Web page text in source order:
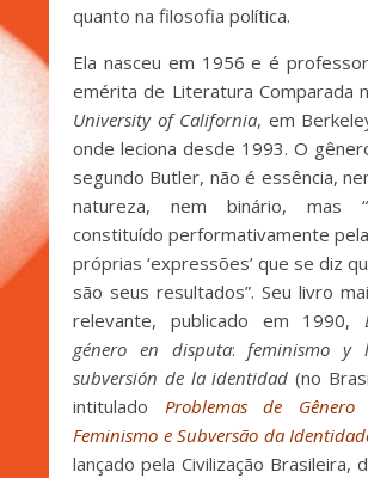
quanto na filosofia política.
Ela nasceu em 1956 e é
emérita de Literatura Comparada
University of California, em
onde leciona desde 1993. O
segundo Butler, não é essência,
natureza, nem binário, mas
constituído performativamente
próprias ‘expressões’ que se diz
são seus resultados”. Seu livro
relevante, publicado em 1990,
género en disputa:feminismo y
subversión de la identidad (no
intitulado Problemas de Gênero
Feminismo e Subversão da
lançado pela Civilização Brasileira,